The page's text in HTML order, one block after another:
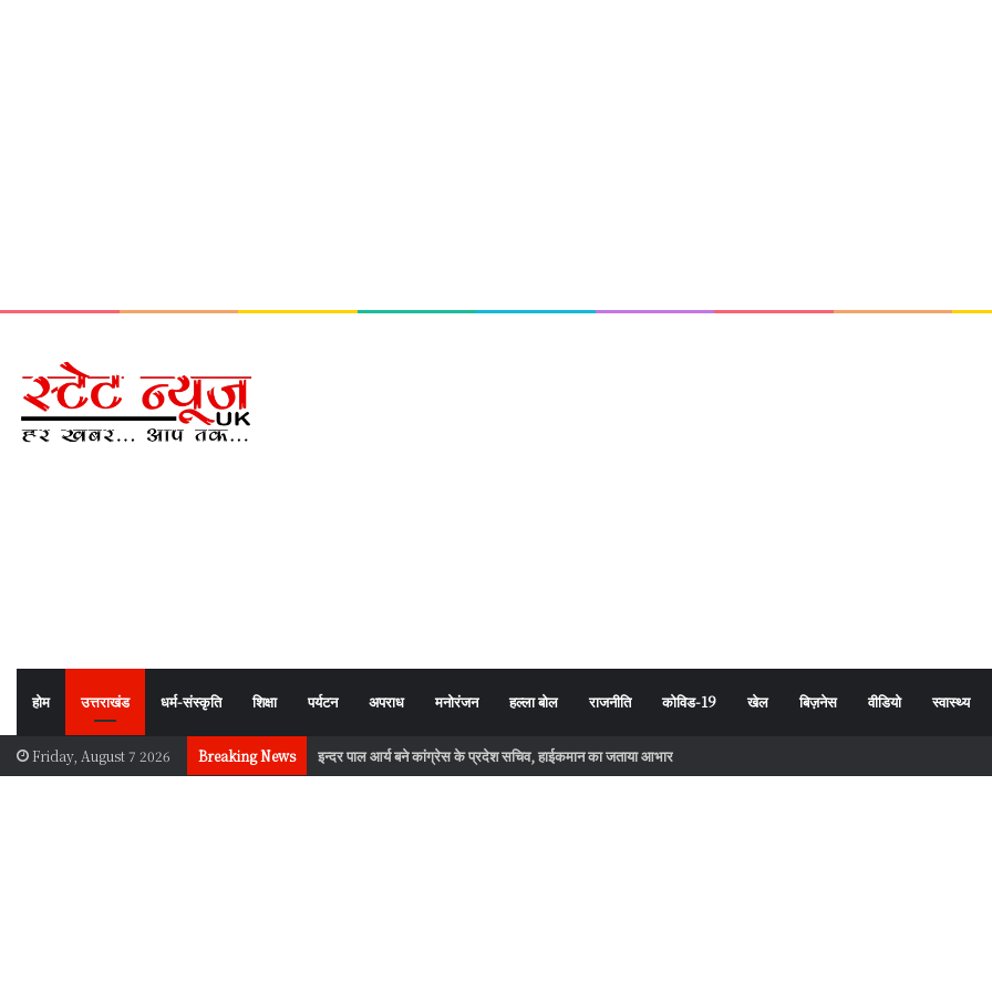
होम उत्तराखंड धर्म-संस्कृति शिक्षा पर्यटन अपराध मनोरंजन हल्ला बोल राजनीति कोविड-19 खेल बिज़नेस वीडियो स्वास्थ्य
Friday, August 7 2026 Breaking News इन्दर पाल आर्य बने कांग्रेस के प्रदेश सचिव, हाईकमान का जताया आभार